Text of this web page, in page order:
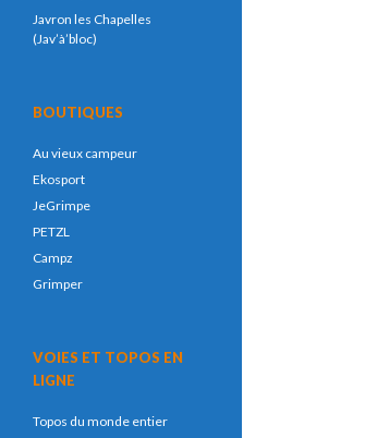
Javron les Chapelles
(Jav’à’bloc)
BOUTIQUES
Au vieux campeur
Ekosport
JeGrimpe
PETZL
Campz
Grimper
VOIES ET TOPOS EN
LIGNE
Topos du monde entier